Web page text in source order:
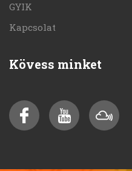
GYIK
Kapcsolat
Kövess minket